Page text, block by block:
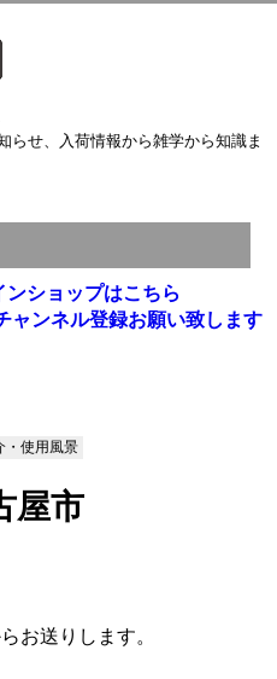
らせ、入荷情報から雑学から知識ま
ンショップはこちら
ャンネル登録お願い致します
・使用風景
屋市
お送りします。